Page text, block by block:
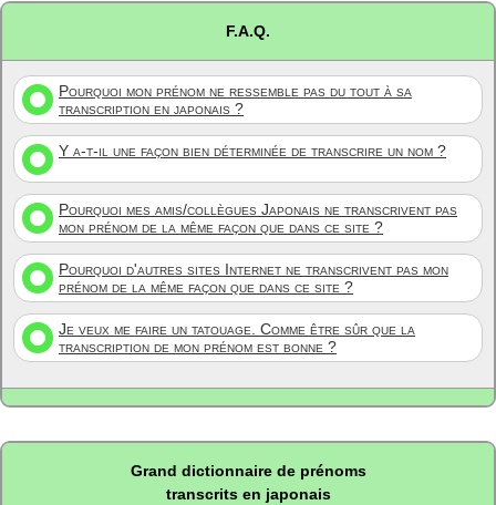
F.A.Q.
Pourquoi mon prénom ne ressemble pas du tout à sa
transcription en japonais ?
Y a-t-il une façon bien déterminée de transcrire un nom ?
Pourquoi mes amis/collègues Japonais ne transcrivent pas
mon prénom de la même façon que dans ce site ?
Pourquoi d'autres sites Internet ne transcrivent pas mon
prénom de la même façon que dans ce site ?
Je veux me faire un tatouage. Comme être sûr que la
transcription de mon prénom est bonne ?
Grand dictionnaire de prénoms
transcrits en japonais